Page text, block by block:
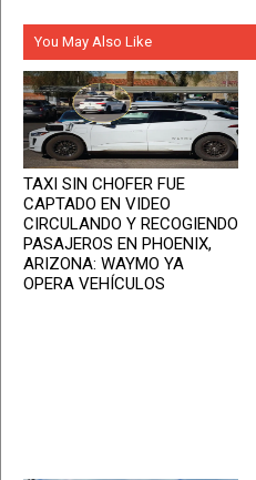
You May Also Like
TAXI SIN CHOFER FUE
CAPTADO EN VIDEO
CIRCULANDO Y RECOGIENDO
PASAJEROS EN PHOENIX,
ARIZONA: WAYMO YA
OPERA VEHÍCULOS